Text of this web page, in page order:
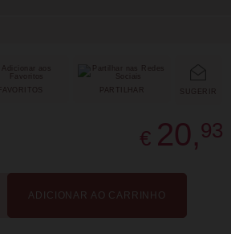
SUGERIR
FAVORITOS
€ 20,93
ADICIONAR AO CARRINHO